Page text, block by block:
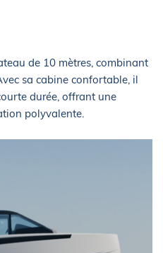
de 10 mètres, combinant
sa cabine confortable, il
durée, offrant une
polyvalente.